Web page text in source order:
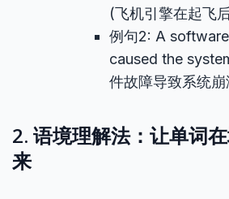
(飞机引擎在起飞
例句2: A software
caused the
件故障导致系统崩
2. 语境理解法：让单词
来